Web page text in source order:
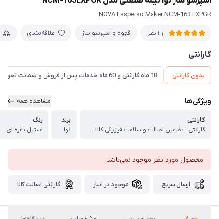
NOVA Essperso Maker NCM-163 EXPGR
از 1 نظر قهوه و اسپرسو ساز علاقه‌مندی
گارانتی
بدون گارانتی 18 ماه گارانتی و 60 ماه خدمات پس از فروش و ضمانت تعویض
ویژگی‌ها مشاهده همه
گارانتی
گارانتی : تضمین اصالت و سلامت فیزیکی کالا (اورجینال)
برند
نوا
رنگ
استیل نقره ای
محصول مورد نظر موجود نمی‌باشد.
ارسال سریع موجود در انبار گارانتی اصالت کالا